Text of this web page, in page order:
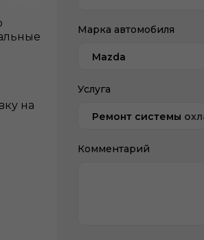
на
Марка автомобиля
Mazda
Услуга
Ремонт системы
Комментарий